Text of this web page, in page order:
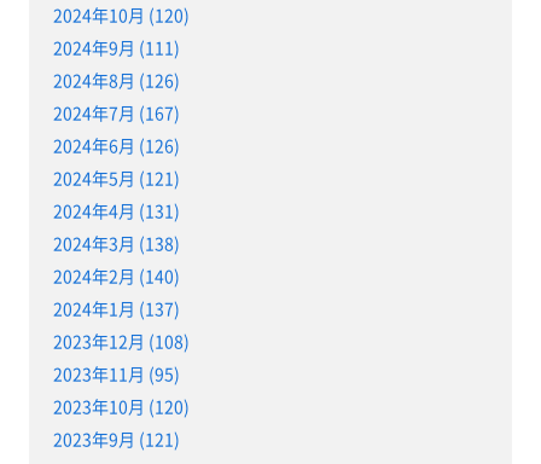
2024年10月 (120)
2024年9月 (111)
2024年8月 (126)
2024年7月 (167)
2024年6月 (126)
2024年5月 (121)
2024年4月 (131)
2024年3月 (138)
2024年2月 (140)
2024年1月 (137)
2023年12月 (108)
2023年11月 (95)
2023年10月 (120)
2023年9月 (121)